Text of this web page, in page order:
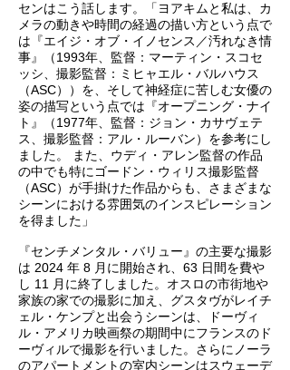
センはこう話します。「ヨアキムと私は、カ
メラの動きや時間の経過の描い方という点で
は『エイジ・オブ・イノセンス／汚れなき情
事』（1993年、監督：マーティン・スコセ
ッシ、撮影監督：ミヒャエル・バルハウス
（ASC））を、そして神経症に苦しむ女優の
姿の描写という点では『オープニング・ナイ
ト』（1977年、監督：ジョン・カサヴェテ
ス、撮影監督：アル・ルーバン）を参考にし
ました。 また、ウディ・アレン監督の作品
の中でも特にゴードン・ウィリス撮影監督
（ASC）が手掛けた作品からも、さまざまな
シーンにおける雰囲気のインスピレーション
を得ました」
『センチメンタル・バリュー』の主要な撮影
は 2024 年 8 月に開始され、63 日間を費や
し 11 月に終了しました。オスロの市街地や
家族の家での撮影に加え、グスタヴがレイチ
ェル・ケンプと出会うシーンは、ドーヴィ
ル・アメリカ映画祭の期間中にフランスのド
ーヴィルで撮影を行いました。さらにノーラ
のアパートメントの室内シーンはスウェーデ